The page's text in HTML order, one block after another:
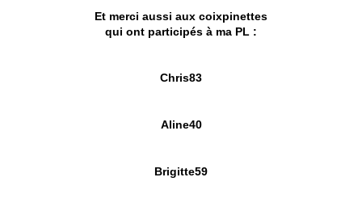
Et merci aussi aux coixpinettes
qui ont participés à ma PL :
Chris83
Aline40
Brigitte59